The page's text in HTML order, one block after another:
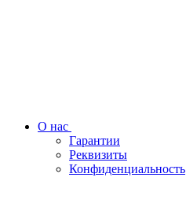
О нас
Гарантии
Реквизиты
Конфиденциальность